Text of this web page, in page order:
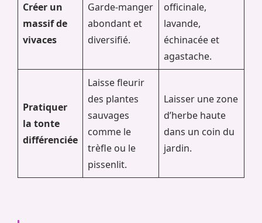
Créer un
massif de
vivaces
Garde-manger
abondant et
diversifié.
officinale,
lavande,
échinacée et
agastache.
Pratiquer
la tonte
différenciée
Laisse fleurir
des plantes
sauvages
comme le
trèfle ou le
pissenlit.
Laisser une zone
d’herbe haute
dans un coin du
jardin.